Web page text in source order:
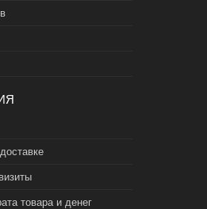
товара и денег